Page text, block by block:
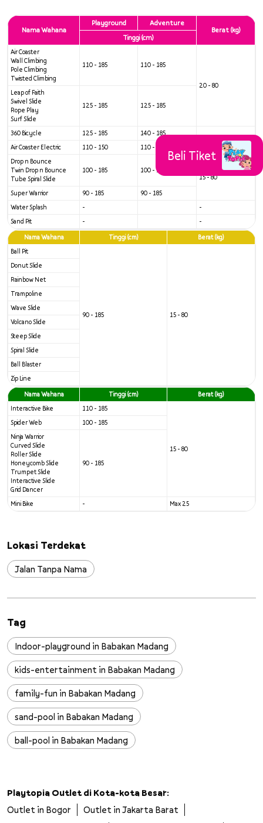
Beli Tiket
Nama Wahana
Playground
Adventure
Berat (kg)
Tinggi (cm)
Air Coaster
Wall Climbing
Pole Climbing
Twisted Climbing
110 - 185 110 - 185
20 - 80
Leap of Faith
Swivel Slide
Rope Play
Surf Slide
125 - 185 125 - 185
360 Bicycle 125 - 185
140 - 185
Air Coaster Electric
110 - 150 110 - 150
Drop n Bounce
Twin Drop n Bounce
Tube Spiral Slide
100 - 185
100 - 185
15 - 80
Super Warrior
90 - 185
90 - 185
Water Splash
-
-
Sand Pit
-
-
Nama Wahana
Tinggi (cm)
Berat (kg)
Ball Pit
90 - 185 15 - 80
Donut Slide
Rainbow Net
Trampoline
Wave Slide
Volcano Slide
Steep Slide
Spiral Slide
Ball Blaster
Zip Line
Nama Wahana
Tinggi (cm)
Berat (kg)
Interactive Bike
110 - 185
15 - 80
Spider Web
100 - 185
Ninja Warrior
Curved Slide
Roller Slide
Honeycomb Slide
Trumpet Slide
Interactive Slide
Grid Dancer
90 - 185
Mini Bike - Max 25
Lokasi Terdekat
Jalan Tanpa Nama
Tag
Indoor-playground in Babakan Madang
kids-entertainment in Babakan Madang
family-fun in Babakan Madang
sand-pool in Babakan Madang
ball-pool in Babakan Madang
wall-climbing in Babakan Madang
trampoline in Babakan Madang
Playtopia Outlet di Kota-kota Besar:
Outlet in Bogor
Outlet in Jakarta Barat